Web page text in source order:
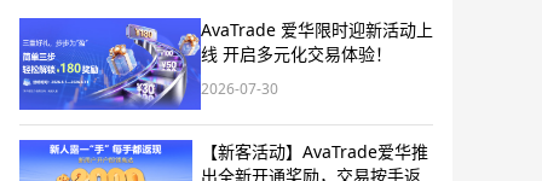
AvaTrade 爱华限时迎新活动上
线 开启多元化交易体验！
2026-07-30
【新客活动】AvaTrade爱华推
出全新开通奖励，交易按手返